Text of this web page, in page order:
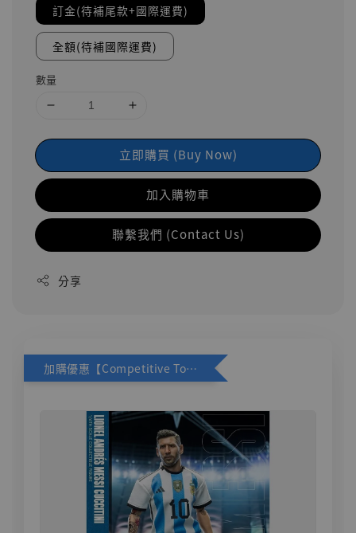
訂金(待補尾款+國際運費)
全額(待補國際運費)
數量
立即購買 (Buy Now)
加入購物車
聯繫我們 (Contact Us)
分享
加購優惠【Competitive Toys 梅西 [CM001]】